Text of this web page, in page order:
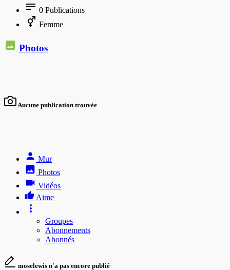
0 Publications
Femme
Photos
Aucune publication trouvée
Mur
Photos
Vidéos
Aime
Groupes
Abonnements
Abonnés
moselewis n'a pas encore publié